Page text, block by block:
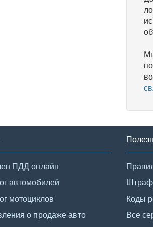
ПДД онлайн
автомобилей
мотоциклов
о продаже авто
Коды
Все